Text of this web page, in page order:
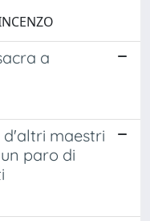
a
d'altri maestri
paro di